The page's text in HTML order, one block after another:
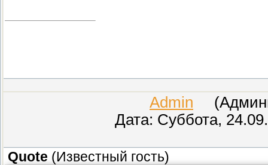
Admin
Дата: Суббота,
Quote (Известный гость)